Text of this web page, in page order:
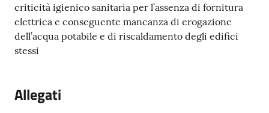
Tutti
gli
argomenti...
Seguici
criticità igienico sanitaria per l’assenza di fornitura
elettrica e conseguente mancanza di erogazione
dell’acqua potabile e di riscaldamento degli edifici
stessi
Allegati